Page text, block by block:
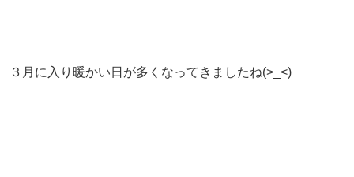
３月に入り暖かい日が多くなってきましたね(>_<)